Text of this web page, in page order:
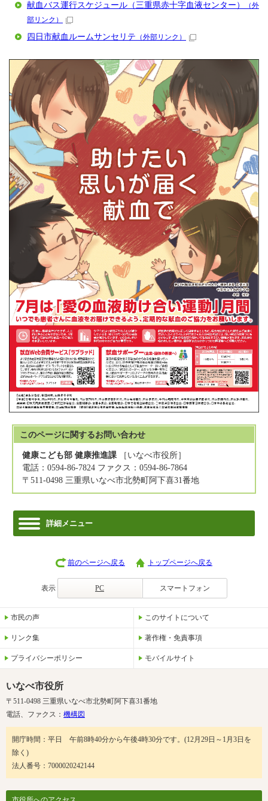
献血バス運行スケジュール（三重県赤十字血液センター）
（外
部リンク）
四日市献血ルームサンセリテ （外部リンク）
このページに関するお問い合わせ
健康こども部 健康推進課 ［いなべ市役所］
電話：0594-86-7824 ファクス：0594-86-7864
〒511-0498 三重県いなべ市北勢町阿下喜31番地
詳細メニュー
前のページへ戻る トップページへ戻る
表示 PC スマートフォン
市民の声 このサイトについて
リンク集 著作権・免責事項
プライバシーポリシー モバイルサイト
いなべ市役所
〒511-0498 三重県いなべ市北勢町阿下喜31番地
電話、ファクス： 機構図
開庁時間：平日 午前8時40分から午後4時30分です。(12月29日～1月3日を
除く)
法人番号：7000020242144